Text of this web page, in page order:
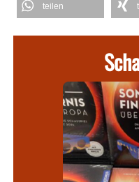
teilen